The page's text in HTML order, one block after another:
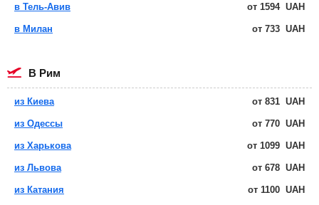
в Тель-Авив от 1594 UAH
в Милан от 733 UAH
в Рим
из Киева от 831 UAH
из Одессы от 770 UAH
из Харькова от 1099 UAH
из Львова от 678 UAH
из Катания от 1100 UAH